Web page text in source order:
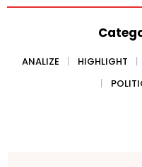
ANALIZE HIGHLIGHT